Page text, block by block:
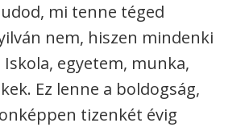
mi tenne téged
nem, hiszen mindenki
Iskola, egyetem, munka,
Ez lenne a boldogság,
tizenkét évig